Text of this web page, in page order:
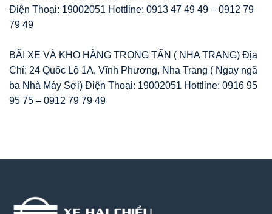
Điện Thoại: 19002051 Hottline: 0913 47 49 49 – 0912 79
79 49
BÃI XE VÀ KHO HÀNG TRỌNG TẤN ( NHA TRANG) Địa
Chỉ: 24 Quốc Lộ 1A, Vĩnh Phương, Nha Trang ( Ngay ngã
ba Nhà Máy Sợi) Điện Thoại: 19002051 Hottline: 0916 95
95 75 – 0912 79 79 49